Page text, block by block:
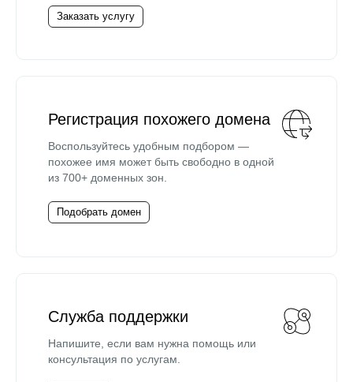
Заказать услугу
Регистрация похожего домена
Воспользуйтесь удобным подбором —
похожее имя может быть свободно в одной
из 700+ доменных зон.
Подобрать домен
Служба поддержки
Напишите, если вам нужна помощь или
консультация по услугам.